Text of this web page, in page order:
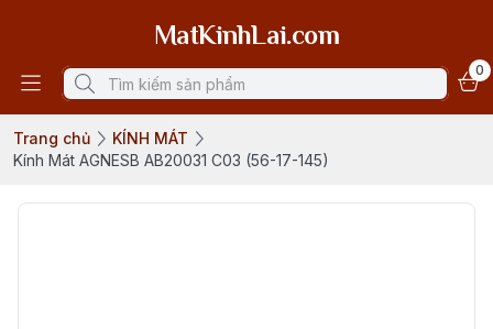
MatKinhLai.com
0
Trang chủ
KÍNH MÁT
Kính Mát AGNESB AB20031 C03 (56-17-145)